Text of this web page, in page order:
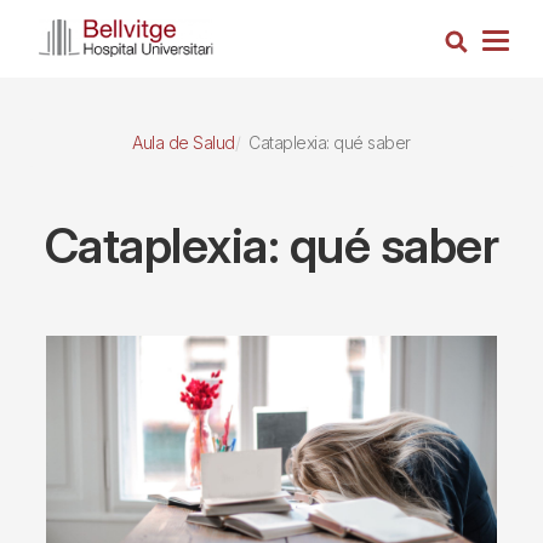
Busca
Aula de Salud Cataplexia: qué saber
Cataplexia: qué saber